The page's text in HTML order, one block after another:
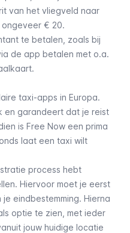
van het vliegveld naar
€ 20.
te betalen, zoals bij
de app betalen met o.a.
taxi-apps in Europa.
en garandeert dat je reist
is Free Now een prima
laat een taxi wilt
process hebt
Hiervoor moet je eerst
eindbestemming. Hierna
optie te zien, met ieder
jouw huidige locatie